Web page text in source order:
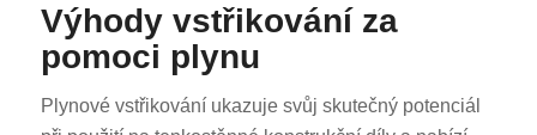
Výhody vstřikování za
pomoci plynu
Plynové vstřikování ukazuje svůj skutečný potenciál